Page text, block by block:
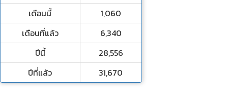
เดือนนี้
1,060
เดือนที่แล้ว
6,340
ปีนี้
28,556
ปีที่แล้ว
31,670